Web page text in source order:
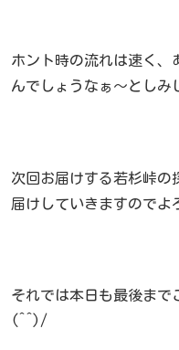
ホント時の流れは速く、
んでしょうなぁ～としみ
次回お届けする若杉峠の
届けしていきますので
それでは本日も最後まで
(^^)/